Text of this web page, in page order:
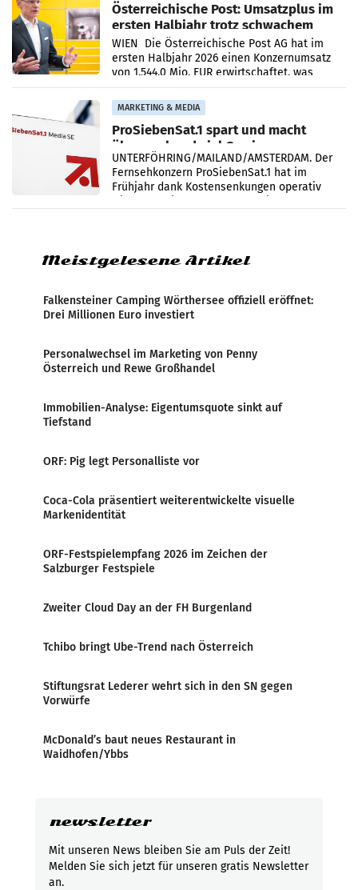
Österreichische Post: Umsatzplus im
ersten Halbjahr trotz schwachem
Briefgeschäft
WIEN Die Österreichische Post AG hat im
ersten Halbjahr 2026 einen Konzernumsatz
von 1.544,0 Mio. EUR erwirtschaftet, was
einem Plus von 3,8 Prozent gegenüber dem
Vergleichszeitraum
MARKETING & MEDIA
ProSiebenSat.1 spart und macht
überraschend viel Gewinn
UNTERFÖHRING/MAILAND/AMSTERDAM. Der
Fernsehkonzern ProSiebenSat.1 hat im
Frühjahr dank Kostensenkungen operativ
Meistgelesene Artikel
Falkensteiner Camping Wörthersee offiziell eröffnet:
Drei Millionen Euro investiert
Personalwechsel im Marketing von Penny
Österreich und Rewe Großhandel
Immobilien-Analyse: Eigentumsquote sinkt auf
Tiefstand
ORF: Pig legt Personalliste vor
Coca-Cola präsentiert weiterentwickelte visuelle
Markenidentität
ORF-Festspielempfang 2026 im Zeichen der
Salzburger Festspiele
Zweiter Cloud Day an der FH Burgenland
Tchibo bringt Ube-Trend nach Österreich
Stiftungsrat Lederer wehrt sich in den SN gegen
Vorwürfe
McDonald’s baut neues Restaurant in
Waidhofen/Ybbs
newsletter
Mit unseren News bleiben Sie am Puls der Zeit!
Melden Sie sich jetzt für unseren gratis Newsletter
an.